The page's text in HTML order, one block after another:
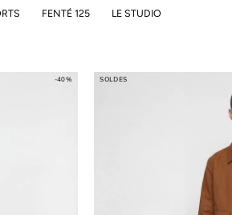
FENTÉ 125 LE STUDIO
-40% SOLDES